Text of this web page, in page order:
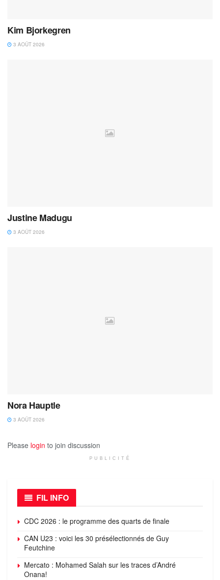
Kim Bjorkegren
3 AOÛT 2026
Justine Madugu
3 AOÛT 2026
Nora Hauptle
3 AOÛT 2026
Please login to join discussion
PUBLICITÉ
FIL INFO
CDC 2026 : le programme des quarts de finale
CAN U23 : voici les 30 présélectionnés de Guy
Feutchine
Mercato : Mohamed Salah sur les traces d’André
Onana!